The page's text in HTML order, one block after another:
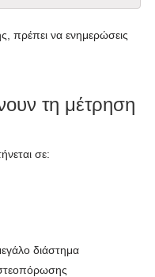
πρέπει να ενημερώσεις
τη μέτρηση
σε:
διάστημα